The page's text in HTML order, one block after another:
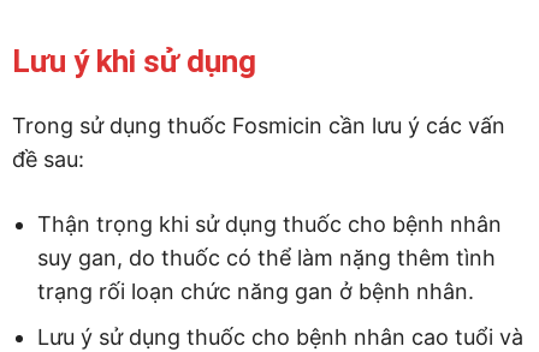
Lưu ý khi sử dụng
Trong sử dụng thuốc Fosmicin cần lưu ý các vấn
đề sau:
Thận trọng khi sử dụng thuốc cho bệnh nhân
suy gan, do thuốc có thể làm nặng thêm tình
trạng rối loạn chức năng gan ở bệnh nhân.
Lưu ý sử dụng thuốc cho bệnh nhân cao tuổi và